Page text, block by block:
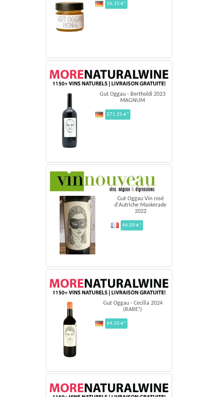
16.15 €*
Gut Oggau - Bertholdi 2023
MAGNUM
271.25 €*
Gut Oggau Vin rosé
d'Autriche Maskerade
2022
46,00 €*
Gut Oggau - Cecilia 2024
(RARE!)
64.25 €*